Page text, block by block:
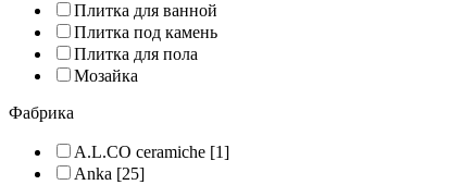
Плитка для ванной
Плитка под камень
Плитка для пола
Мозайка
Фабрика
A.L.CO ceramiche [1]
Anka [25]